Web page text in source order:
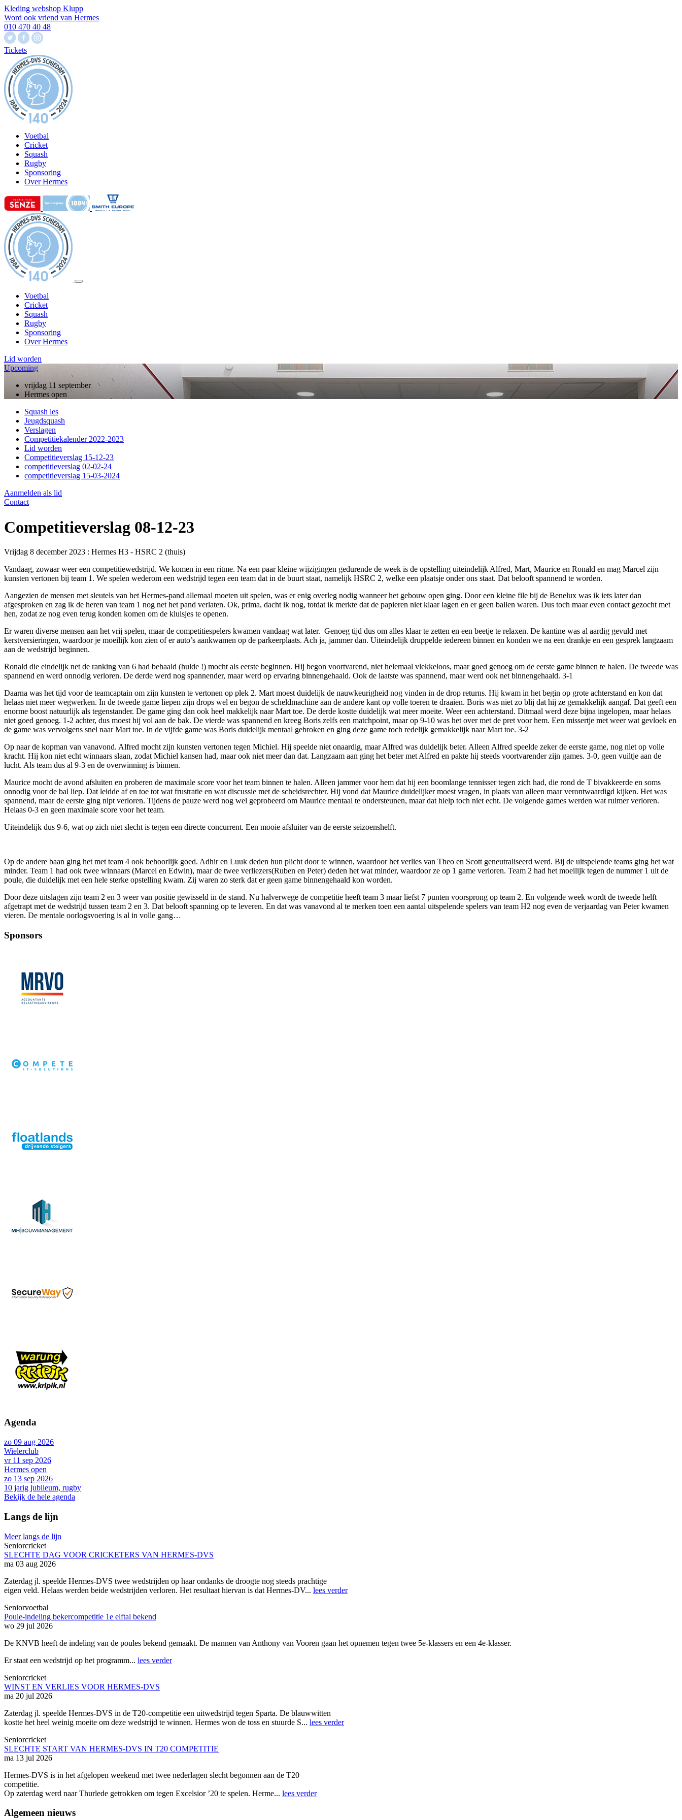
Kleding webshop Klupp
Word ook vriend van Hermes
010 470 40 48
Tickets
Voetbal
Cricket
Squash
Rugby
Sponsoring
Over Hermes
Voetbal
Cricket
Squash
Rugby
Sponsoring
Over Hermes
Lid worden
Upcoming
vrijdag 11 september
Hermes open
Squash les
Jeugdsquash
Verslagen
Competitiekalender 2022-2023
Lid worden
Competitieverslag 15-12-23
competitieverslag 02-02-24
competitieverslag 15-03-2024
Aanmelden als lid
Contact
Competitieverslag 08-12-23
Vrijdag 8 december 2023 : Hermes H3 - HSRC 2 (thuis)
Vandaag, zowaar weer een competitiewedstrijd. We komen in een ritme. Na een paar kleine wijzigingen gedurende de week is de opstelling uiteindelijk Alfred, Mart, Maurice en Ronald en mag Marcel zijn
kunsten vertonen bij team 1. We spelen wederom een wedstrijd tegen een team dat in de buurt staat, namelijk HSRC 2, welke een plaatsje onder ons staat. Dat belooft spannend te worden.
Aangezien de mensen met sleutels van het Hermes-pand allemaal moeten uit spelen, was er enig overleg nodig wanneer het gebouw open ging. Door een kleine file bij de Benelux was ik iets later dan
afgesproken en zag ik de heren van team 1 nog net het pand verlaten. Ok, prima, dacht ik nog, totdat ik merkte dat de papieren niet klaar lagen en er geen ballen waren. Dus toch maar even contact gezocht met
hen, zodat ze nog even terug konden komen om de kluisjes te openen.
Er waren diverse mensen aan het vrij spelen, maar de competitiespelers kwamen vandaag wat later. Genoeg tijd dus om alles klaar te zetten en een beetje te relaxen. De kantine was al aardig gevuld met
kerstversieringen, waardoor je moeilijk kon zien of er auto’s aankwamen op de parkeerplaats. Ach ja, jammer dan. Uiteindelijk druppelde iedereen binnen en konden we na een drankje en een gesprek langzaam
aan de wedstrijd beginnen.
Ronald die eindelijk net de ranking van 6 had behaald (hulde !) mocht als eerste beginnen. Hij begon voortvarend, niet helemaal vlekkeloos, maar goed genoeg om de eerste game binnen te halen. De tweede was
spannend en werd onnodig verloren. De derde werd nog spannender, maar werd op ervaring binnengehaald. Ook de laatste was spannend, maar werd ook net binnengehaald. 3-1
Daarna was het tijd voor de teamcaptain om zijn kunsten te vertonen op plek 2. Mart moest duidelijk de nauwkeurigheid nog vinden in de drop returns. Hij kwam in het begin op grote achterstand en kon dat
helaas niet meer wegwerken. In de tweede game liepen zijn drops wel en begon de scheldmachine aan de andere kant op volle toeren te draaien. Boris was niet zo blij dat hij ze gemakkelijk aangaf. Dat geeft een
enorme boost natuurlijk als tegenstander. De game ging dan ook heel makkelijk naar Mart toe. De derde kostte duidelijk wat meer moeite. Weer een achterstand. Ditmaal werd deze bijna ingelopen, maar helaas
niet goed genoeg. 1-2 achter, dus moest hij vol aan de bak. De vierde was spannend en kreeg Boris zelfs een matchpoint, maar op 9-10 was het over met de pret voor hem. Een missertje met weer wat gevloek en
de game was vervolgens snel naar Mart toe. In de vijfde game was Boris duidelijk mentaal gebroken en ging deze game toch redelijk gemakkelijk naar Mart toe. 3-2
Op naar de kopman van vanavond. Alfred mocht zijn kunsten vertonen tegen Michiel. Hij speelde niet onaardig, maar Alfred was duidelijk beter. Alleen Alfred speelde zeker de eerste game, nog niet op volle
kracht. Hij kon niet echt winnaars slaan, zodat Michiel kansen had, maar ook niet meer dan dat. Langzaam aan ging het beter met Alfred en pakte hij steeds voortvarender zijn games. 3-0, geen vuiltje aan de
lucht. Als team dus al 9-3 en de overwinning is binnen.
Maurice mocht de avond afsluiten en proberen de maximale score voor het team binnen te halen. Alleen jammer voor hem dat hij een boomlange tennisser tegen zich had, die rond de T bivakkeerde en soms
onnodig voor de bal liep. Dat leidde af en toe tot wat frustratie en wat discussie met de scheidsrechter. Hij vond dat Maurice duidelijker moest vragen, in plaats van alleen maar verontwaardigd kijken. Het was
spannend, maar de eerste ging nipt verloren. Tijdens de pauze werd nog wel geprobeerd om Maurice mentaal te ondersteunen, maar dat hielp toch niet echt. De volgende games werden wat ruimer verloren.
Helaas 0-3 en geen maximale score voor het team.
Uiteindelijk dus 9-6, wat op zich niet slecht is tegen een directe concurrent. Een mooie afsluiter van de eerste seizoenshelft.
Op de andere baan ging het met team 4 ook behoorlijk goed. Adhir en Luuk deden hun plicht door te winnen, waardoor het verlies van Theo en Scott geneutraliseerd werd. Bij de uitspelende teams ging het wat
minder. Team 1 had ook twee winnaars (Marcel en Edwin), maar de twee verliezers(Ruben en Peter) deden het wat minder, waardoor ze op 1 game verloren. Team 2 had het moeilijk tegen de nummer 1 uit de
poule, die duidelijk met een hele sterke opstelling kwam. Zij waren zo sterk dat er geen game binnengehaald kon worden.
Door deze uitslagen zijn team 2 en 3 weer van positie gewisseld in de stand. Nu halverwege de competitie heeft team 3 maar liefst 7 punten voorsprong op team 2. En volgende week wordt de tweede helft
afgetrapt met de wedstrijd tussen team 2 en 3. Dat belooft spanning op te leveren. En dat was vanavond al te merken toen een aantal uitspelende spelers van team H2 nog even de verjaardag van Peter kwamen
vieren. De mentale oorlogsvoering is al in volle gang…
Sponsors
Agenda
zo 09 aug 2026
Wielerclub
vr 11 sep 2026
Hermes open
zo 13 sep 2026
10 jarig jubileum, rugby
Bekijk de hele agenda
Langs de lijn
Meer langs de lijn
Seniorcricket
SLECHTE DAG VOOR CRICKETERS VAN HERMES-DVS
ma 03 aug 2026
Zaterdag jl. speelde Hermes-DVS twee wedstrijden op haar ondanks de droogte nog steeds prachtige
eigen veld. Helaas werden beide wedstrijden verloren. Het resultaat hiervan is dat Hermes-DV... lees verder
Seniorvoetbal
Poule-indeling bekercompetitie 1e elftal bekend
wo 29 jul 2026
De KNVB heeft de indeling van de poules bekend gemaakt. De mannen van Anthony van Vooren gaan het opnemen tegen twee 5e-klassers en een 4e-klasser.
Er staat een wedstrijd op het programm... lees verder
Seniorcricket
WINST EN VERLIES VOOR HERMES-DVS
ma 20 jul 2026
Zaterdag jl. speelde Hermes-DVS in de T20-competitie een uitwedstrijd tegen Sparta. De blauwwitten
kostte het heel weinig moeite om deze wedstrijd te winnen. Hermes won de toss en stuurde S... lees verder
Seniorcricket
SLECHTE START VAN HERMES-DVS IN T20 COMPETITIE
ma 13 jul 2026
Hermes-DVS is in het afgelopen weekend met twee nederlagen slecht begonnen aan de T20
competitie.
Op zaterdag werd naar Thurlede getrokken om tegen Excelsior ’20 te spelen. Herme... lees verder
Algemeen nieuws